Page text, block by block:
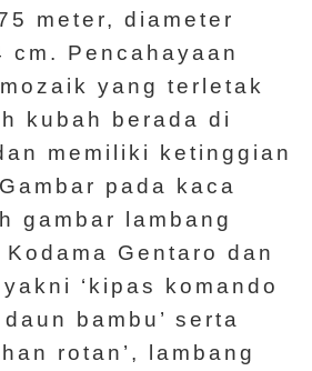
meter, diameter
cm. Pencahayaan
yang terletak
kubah berada di
memiliki ketinggian
pada kaca
gambar lambang
Gentaro dan
‘kipas komando
bambu’ serta
rotan’, lambang